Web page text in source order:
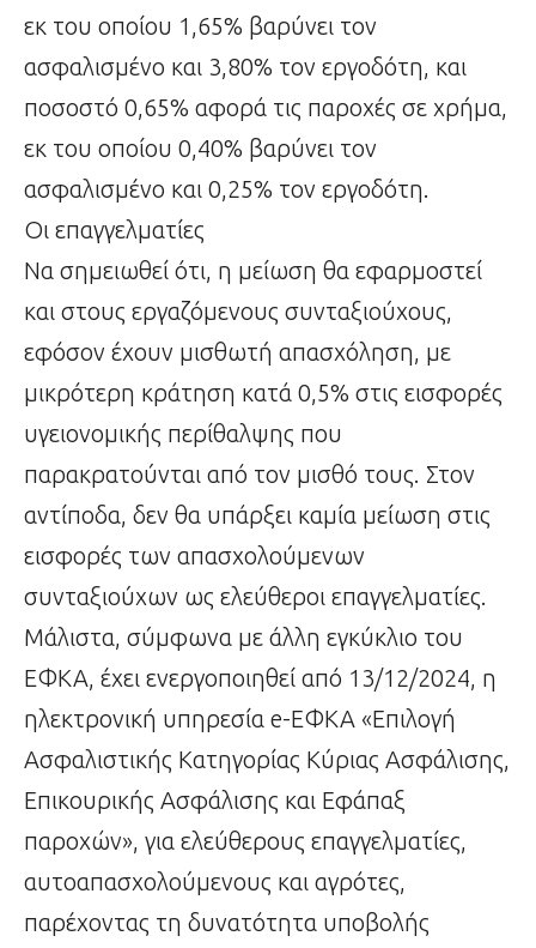
εκ του οποίου 1,65% βαρύνει τον
ασφαλισμένο και 3,80% τον εργοδότη, και
ποσοστό 0,65% αφορά τις παροχές σε χρήμα,
εκ του οποίου 0,40% βαρύνει τον
ασφαλισμένο και 0,25% τον εργοδότη.
Οι επαγγελματίες
Να σημειωθεί ότι, η μείωση θα εφαρμοστεί
και στους εργαζόμενους συνταξιούχους,
εφόσον έχουν μισθωτή απασχόληση, με
μικρότερη κράτηση κατά 0,5% στις εισφορές
υγειονομικής περίθαλψης που
παρακρατούνται από τον μισθό τους. Στον
αντίποδα, δεν θα υπάρξει καμία μείωση στις
εισφορές των απασχολούμενων
συνταξιούχων ως ελεύθεροι επαγγελματίες.
Μάλιστα, σύμφωνα με άλλη εγκύκλιο του
ΕΦΚΑ, έχει ενεργοποιηθεί από 13/12/2024, η
ηλεκτρονική υπηρεσία e-ΕΦΚΑ «Επιλογή
Ασφαλιστικής Κατηγορίας Κύριας Ασφάλισης,
Επικουρικής Ασφάλισης και Εφάπαξ
παροχών», για ελεύθερους επαγγελματίες,
αυτοαπασχολούμενους και αγρότες,
παρέχοντας τη δυνατότητα υποβολής